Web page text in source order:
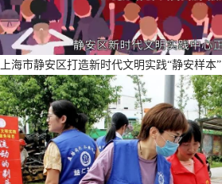
上海市静安区打造新时代文明实践“静安样本”